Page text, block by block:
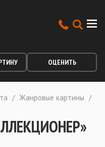
ОЦЕНИТЬ
/ Жанровые картины /